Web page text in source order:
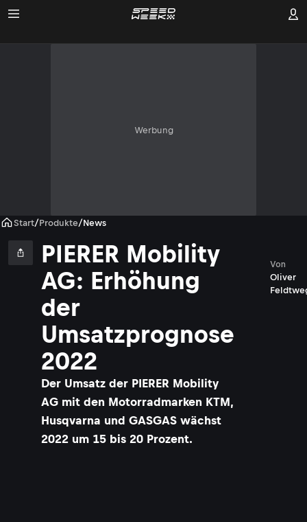
Werbung
Start/Produkte/News
PIERER Mobility
AG: Erhöhung
der
Umsatzprognose
2022
Der Umsatz der PIERER Mobility
AG mit den Motorradmarken KTM,
Husqvarna und GASGAS wächst
2022 um 15 bis 20 Prozent.
Oliver
Von